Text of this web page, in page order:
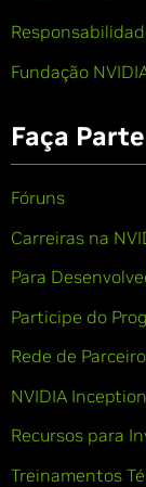
Fundação
Faça Parte
Fóruns
Carreiras na
Para
Participe do
Rede de
NVIDIA Inception
Recursos para
Treinamentos